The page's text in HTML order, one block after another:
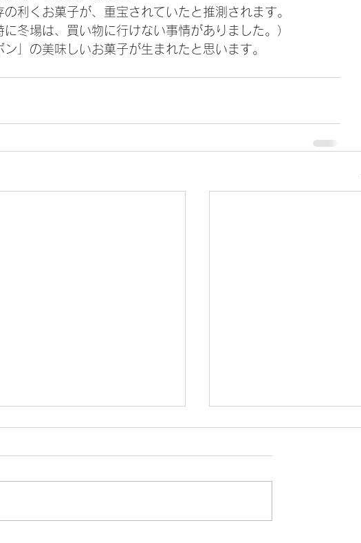
利くお菓子が、重宝されていたと推測されます。
に冬場は、買い物に行けない事情がありました。）
」の美味しいお菓子が生まれたと思います。